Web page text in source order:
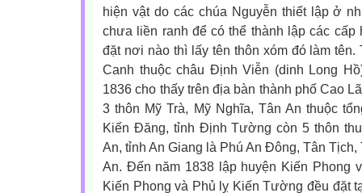
hiện vật do các chúa Nguyễn thiết lập ở
chưa liền ranh để có thể thành lập các
đặt nơi nào thì lấy tên thôn xóm đó làm
Canh thuộc châu Định Viễn (dinh Long
1836 cho thấy trên địa bàn thành phố Cao
3 thôn Mỹ Trà, Mỹ Nghĩa, Tân An thuộc
Kiến Đăng, tỉnh Định Tường còn 5 thôn
An, tỉnh An Giang là Phú An Đông, Tân
An. Đến năm 1838 lập huyện Kiến Phong
Kiến Phong và Phủ lỵ Kiến Tường đều đặt